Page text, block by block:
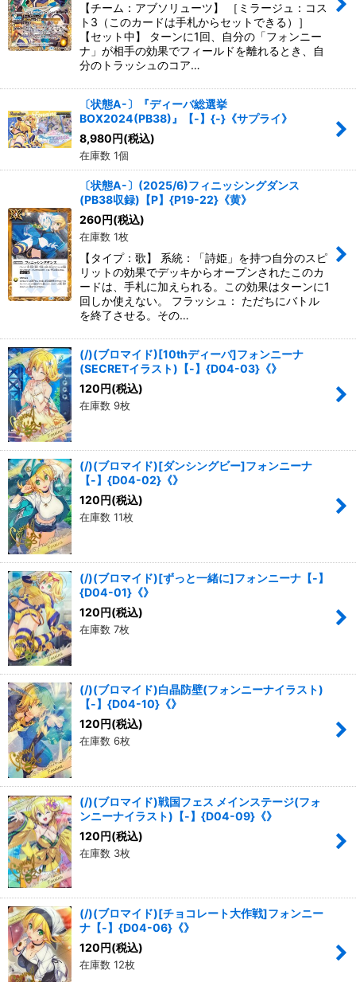
【チーム：アブソリューツ】 ［ミラージュ：コス
ト3（このカードは手札からセットできる）］
【セット中】 ターンに1回、自分の「フォンニー
ナ」が相手の効果でフィールドを離れるとき、自
分のトラッシュのコア…
〔状態A-〕『ディーバ総選挙
BOX2024(PB38)』【-】{-}《サプライ》
8,980円(税込)
在庫数 1個
〔状態A-〕(2025/6)フィニッシングダンス
(PB38収録)【P】{P19-22}《黄》
260円(税込)
在庫数 1枚
【タイプ：歌】 系統：「詩姫」を持つ自分のスピ
リットの効果でデッキからオープンされたこのカ
ードは、手札に加えられる。この効果はターンに1
回しか使えない。 フラッシュ： ただちにバトル
を終了させる。その…
(/)(ブロマイド)[10thディーバ]フォンニーナ
(SECRETイラスト)【-】{D04-03}《》
120円(税込)
在庫数 9枚
(/)(ブロマイド)[ダンシングビー]フォンニーナ
【-】{D04-02}《》
120円(税込)
在庫数 11枚
(/)(ブロマイド)[ずっと一緒に]フォンニーナ【-】
{D04-01}《》
120円(税込)
在庫数 7枚
(/)(ブロマイド)白晶防壁(フォンニーナイラスト)
【-】{D04-10}《》
120円(税込)
在庫数 6枚
(/)(ブロマイド)戦国フェス メインステージ(フォ
ンニーナイラスト)【-】{D04-09}《》
120円(税込)
在庫数 3枚
(/)(ブロマイド)[チョコレート大作戦]フォンニー
ナ【-】{D04-06}《》
120円(税込)
在庫数 12枚